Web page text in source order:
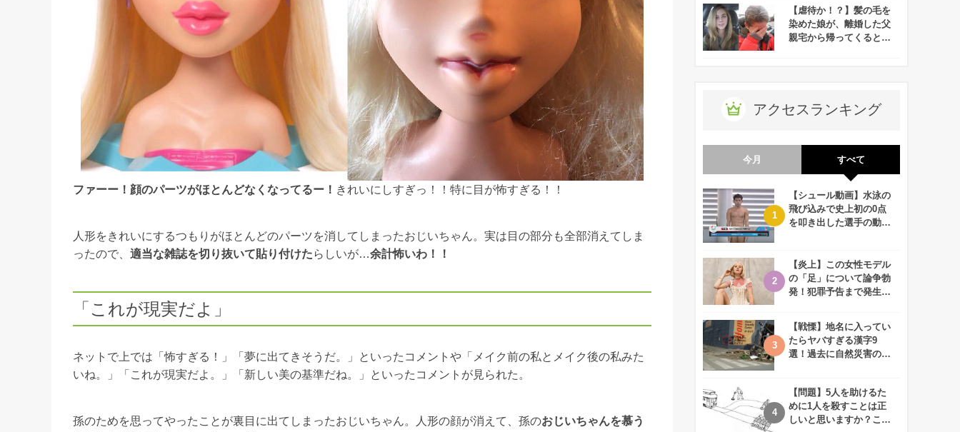
ファーー！顔のパーツがほとんどなくなってるー！ きれいにしすぎっ！！特に目が怖すぎる！！
人形をきれいにするつもりがほとんどのパーツを消してしまったおじいちゃん。実は目の部分も全部消えてしま
ったので、 適当な雑誌を切り抜いて貼り付けたらしいが…余計怖いわ！！
「これが現実だよ」
ネットで上では「怖すぎる！」「夢に出てきそうだ。」といったコメントや「メイク前の私とメイク後の私みた
いね。」「これが現実だよ。」「新しい美の基準だね。」といったコメントが見られた。
孫のためを思ってやったことが裏目に出てしまったおじいちゃん。人形の顔が消えて、孫のおじいちゃんを慕う
【虐待か！？】髪の毛を
染めた娘が、離婚した父
親宅から帰ってくるとト
アクセスランキング
今月 すべて
【シュール動画】水泳の
飛び込みで史上初の0点
を叩き出した選手の動画
【炎上】この女性モデル
の「足」について論争勃
発！犯罪予告まで発生す
【戦慄】地名に入ってい
たらヤバすぎる漢字9
選！過去に自然災害の歴
【問題】5人を助けるた
めに1人を殺すことは正
しいと思いますか？この